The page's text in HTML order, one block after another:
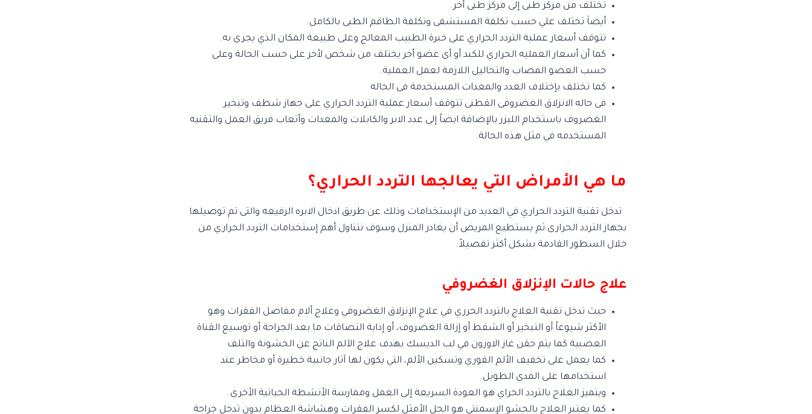
تختلف من مركز طبى إلى مركز طبى أخر.
أيضاَ تختلف علي حسب تكلفة المستشفى وتكلفة الطاقم الطبى بالكامل.
تتوقف أسعار عملية التردد الحراري على خبرة الطبيب المعالج وعلى طبيعة المكان الذي يجرى به.
كما أن أسعار العمليه الحراري للكبد أو أى عضو أخر يختلف من شخص لأخر على حسب الحالة وعلى
حسب العضو المصاب والتحاليل اللازمة لعمل العملية.
كما تختلف بإختلاف العدد والمعدات المستخدمة فى الحاله
فى حاله الانزلاق الغضروفى القطنى تتوقف أسعار عملية التردد الحراري على جهاز شطف وتبخير
الغضروف باستخدام الليزر بالإضافة ايضاً إلى عدد الابر والكابلات والمعدات وأتعاب فريق العمل والتقنيه
المستخدمه في مثل هذه الحالة.
ما هي الأمراض التي يعالجها التردد الحراري؟
تدخل تقنية التردد الحراري في العديد من الإستخدامات وذلك عن طريق ادخال الابره الرفيعه والتى تم توصيلها
بجهاز التردد الحرارى ثم يستطيع المريض أن يغادر المنزل وسوف نتناول أهم إستخدامات التردد الحراري من
خلال السطور القادمة بشكل أكثر تفصيلاً:
علاج حالات الإنزلاق الغضروفي
حيث تدخل تقنية العلاج بالتردد الحرري في علاج الإنزلاق الغضروفي وعلاج ألام مفاصل الفقرات وهو
الأكثر شيوعاً أو التبخير أو الشفط أو إزالة الغضروف، أو إذابة التصاقات ما بعد الجراحة أو توسيع القناة
العصبية كما يتم حقن غاز الاوزون في لب الديسك بهدف علاج الآلم الناتج عن الخشونة والتلف
كما يعمل على تخفيف الألم الفوري وتسكين الألم، التي يكون لها آثار جانبية خطيرة أو مخاطر عند
استخدامها على المدى الطويل.
ويتميز العلاج بالتردد الحراي هو العودة السريعة إلى العمل وممارسة الأنشطة الحياتية الأخرى.
كما يعتبر العلاج بالحشو الإسمنتى هو الحل الأمثل لكسر الفقرات وهشاشة العظام بدون تدخل جراحة